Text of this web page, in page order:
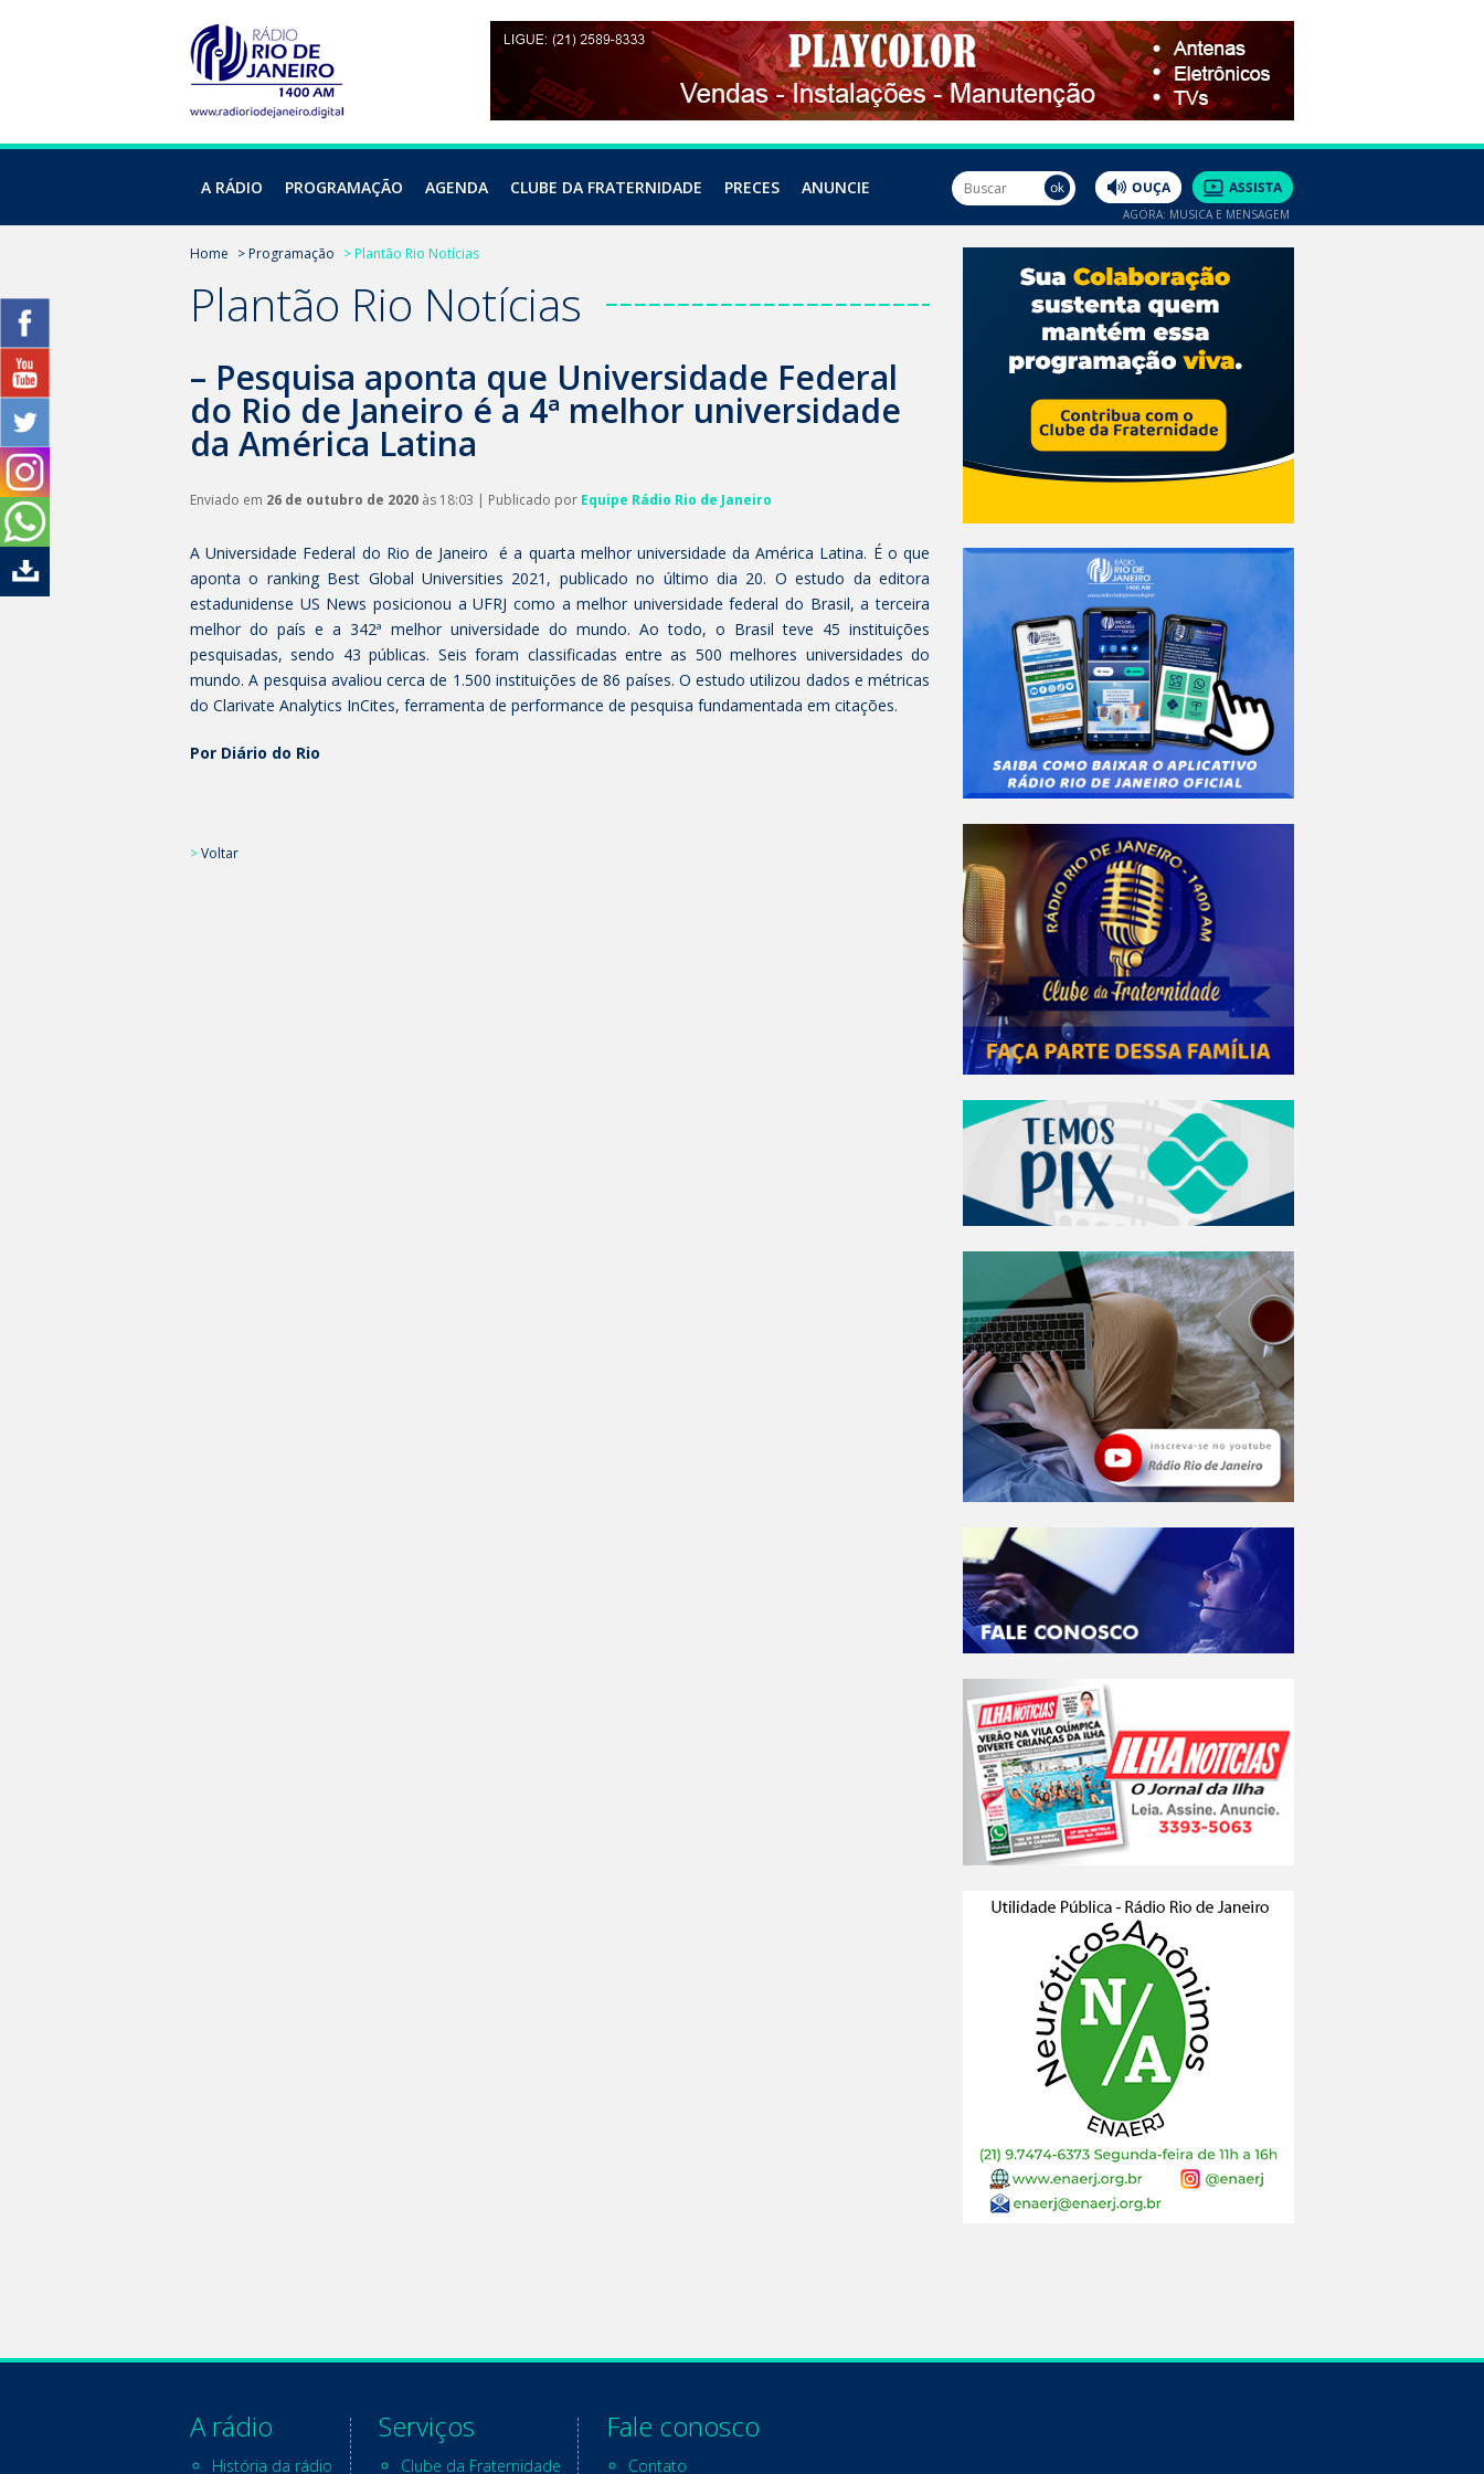
A RÁDIO PROGRAMAÇÃO AGENDA CLUBE DA FRATERNIDADE PRECES ANUNCIE
AGORA: MÚSICA E MENSAGEM
Home > Programação > Plantão Rio Notícias
Plantão Rio Notícias
– Pesquisa aponta que Universidade Federal
do Rio de Janeiro é a 4ª melhor universidade
da América Latina
Enviado em 26 de outubro de 2020 às 18:03 | Publicado por Equipe Rádio Rio de Janeiro
A Universidade Federal do Rio de Janeiro é a quarta melhor universidade da América Latina. É o que
aponta o ranking Best Global Universities 2021, publicado no último dia 20. O estudo da editora
estadunidense US News posicionou a UFRJ como a melhor universidade federal do Brasil, a terceira
melhor do país e a 342ª melhor universidade do mundo. Ao todo, o Brasil teve 45 instituições
pesquisadas, sendo 43 públicas. Seis foram classificadas entre as 500 melhores universidades do
mundo. A pesquisa avaliou cerca de 1.500 instituições de 86 países. O estudo utilizou dados e métricas
do Clarivate Analytics InCites, ferramenta de performance de pesquisa fundamentada em citações.
Por Diário do Rio
>Voltar
A rádio
História da rádio
Serviços
Clube da Fraternidade
Fale conosco
Contato